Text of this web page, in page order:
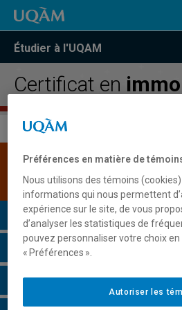
Étudier à l'UQAM
Certificat en
Une version plus récente
disponible.Cliquez ici
Présentation du programme
Conditions d'admission
Cours à suivre et horaires
Préférences en matière de
Nous utilisons des témoins
informations qui nous permettent
expérience sur le site, de vous
d’analyser les statistiques de
pouvez personnaliser votre choix
« Préférences ».
Autoriser les